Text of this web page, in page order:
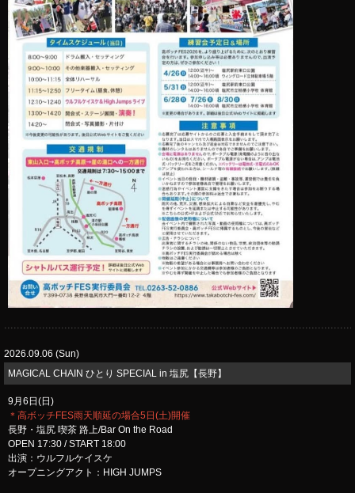
2026.09.06 (Sun)
MAGICAL CHAIN ひとり SPECIAL in 塩尻【長野】
9月6日(日)
＊高ボッチFES雨天順延の場合5日(土)開催
長野・塩尻 喫茶 路上/Bar On the Road
OPEN 17:30 / START 18:00
出演：ウルフルケイスケ
オープニングアクト：HIGH JUMPS